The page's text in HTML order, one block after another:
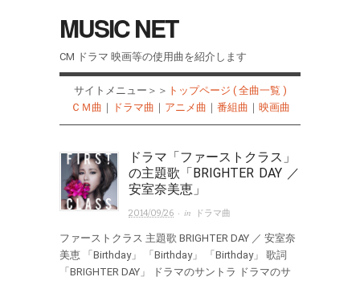
MUSIC NET
CM ドラマ 映画等の使用曲を紹介します
サイトメニュー＞＞ トップページ ( 全曲一覧 )
ＣＭ曲 ｜ ドラマ曲 ｜ アニメ曲 ｜ 番組曲 ｜ 映画曲
ドラマ「ファーストクラス」
の主題歌「BRIGHTER DAY ／
安室奈美恵」
2014/09/26 · in ドラマ曲
ファーストクラス 主題歌 BRIGHTER DAY ／ 安室奈
美恵 「Birthday」 「Birthday」 「Birthday」 歌詞
「BRIGHTER DAY」 ドラマのサントラ ドラマのサ